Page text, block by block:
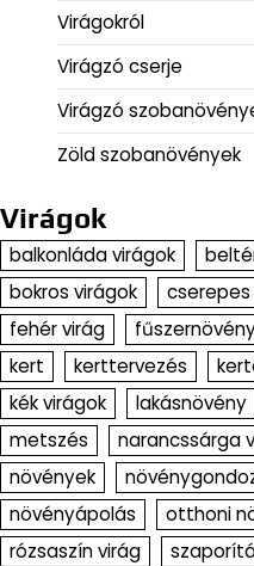
Virágokról
Virágzó cserje
Virágzó
Zöld szobanövények
Virágok
balkonláda virágok
bokros virágok
cserepes
fehér virág
kert
kerttervezés
kék virágok
lakásnövény
metszés
narancssárga
növények
növényápolás
otthoni
rózsaszín virág